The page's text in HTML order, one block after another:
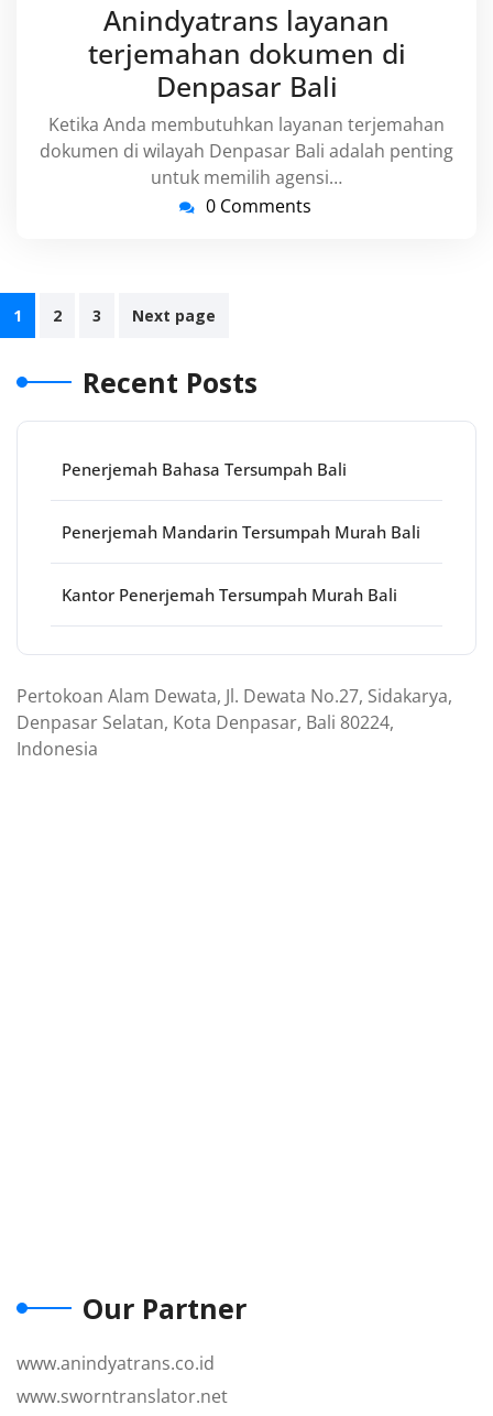
2024
Anindyatrans layanan
terjemahan dokumen di
Denpasar Bali
Ketika Anda membutuhkan layanan terjemahan
dokumen di wilayah Denpasar Bali adalah penting
untuk memilih agensi…
0 Comments
Posts
navigation
1 2 3 Next page
Recent Posts
Penerjemah Bahasa Tersumpah Bali
Penerjemah Mandarin Tersumpah Murah Bali
Kantor Penerjemah Tersumpah Murah Bali
Pertokoan Alam Dewata, Jl. Dewata No.27, Sidakarya,
Denpasar Selatan, Kota Denpasar, Bali 80224,
Indonesia
Our Partner
www.anindyatrans.co.id
www.sworntranslator.net